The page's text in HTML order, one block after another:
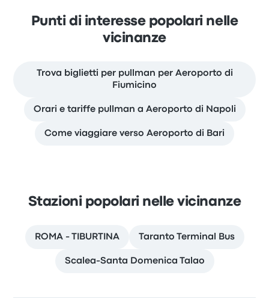
Punti di interesse popolari nelle
vicinanze
Trova biglietti per pullman per Aeroporto di
Fiumicino
Orari e tariffe pullman a Aeroporto di Napoli
Come viaggiare verso Aeroporto di Bari
Stazioni popolari nelle vicinanze
ROMA - TIBURTINA Taranto Terminal Bus
Scalea-Santa Domenica Talao